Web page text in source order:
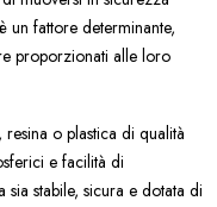
un fattore determinante,
proporzionati alle loro
o plastica di qualità
e facilità di
sia stabile, sicura e dotata di